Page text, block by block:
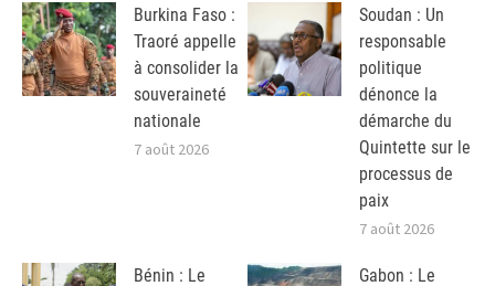
Burkina Faso :
Traoré appelle
à consolider la
souveraineté
nationale
7 août 2026
Soudan : Un
responsable
politique
dénonce la
démarche du
Quintette sur le
processus de
paix
7 août 2026
Bénin : Le
Gabon : Le